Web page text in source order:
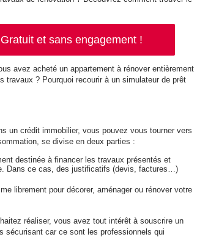
et sans engagement !
avez acheté un appartement à rénover entièrement
travaux ? Pourquoi recourir à un simulateur de prêt
un crédit immobilier, vous pouvez vous tourner vers
se divise en deux parties :
destinée à financer les travaux présentés et
Dans ce cas, des justificatifs (devis, factures…)
librement pour décorer, aménager ou rénover votre
réaliser, vous avez tout intérêt à souscrire un
car ce sont les professionnels qui